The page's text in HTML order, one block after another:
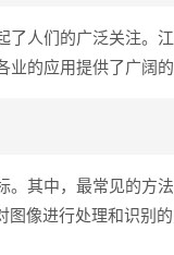
了人们的广泛关注。
的应用提供了广阔的
其中，最常见的方
图像进行处理和识别